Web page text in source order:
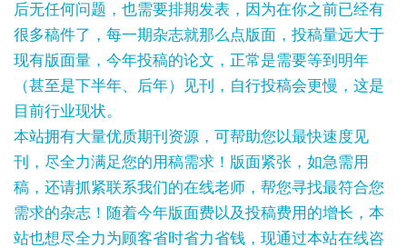
后无任何问题，也需要排期发表，因为在你之前已经有
很多稿件了，每一期杂志就那么点版面，投稿量远大于
现有版面量，今年投稿的论文，正常是需要等到明年
（甚至是下半年、后年）见刊，自行投稿会更慢，这是
目前行业现状。
本站拥有大量优质期刊资源，可帮助您以最快速度见
刊，尽全力满足您的用稿需求！版面紧张，如急需用
稿，还请抓紧联系我们的在线老师，帮您寻找最符合您
需求的杂志！随着今年版面费以及投稿费用的增长，本
站也想尽全力为顾客省时省力省钱，现通过本站在线咨